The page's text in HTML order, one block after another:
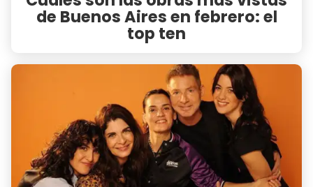
de Buenos Aires en febrero: el
top ten